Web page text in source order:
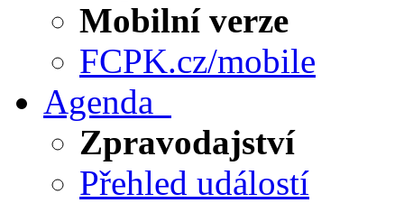
Mobilní verze
FCPK.cz/mobile
Agenda
Zpravodajství
Přehled událostí